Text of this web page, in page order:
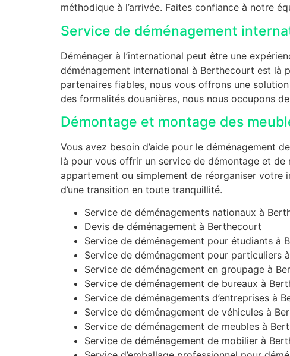
méthodique à l’arrivée. Faites confiance à notre
Service de déménagement
Déménager à l’international peut être une
déménagement international à Berthecourt est là
partenaires fiables, nous vous offrons une
des formalités douanières, nous nous occupons
Démontage et montage des
Vous avez besoin d’aide pour le déménagement
là pour vous offrir un service de démontage et
appartement ou simplement de réorganiser votre
d’une transition en toute tranquillité.
Service de déménagements nationaux à
Devis de déménagement à Berthecourt
Service de déménagement pour étudiants à
Service de déménagement pour particuliers
Service de déménagement en groupage à
Service de déménagement de bureaux à
Service de déménagements d’entreprises à
Service de déménagement de véhicules à
Service de déménagement de meubles à
Service de déménagement de mobilier à